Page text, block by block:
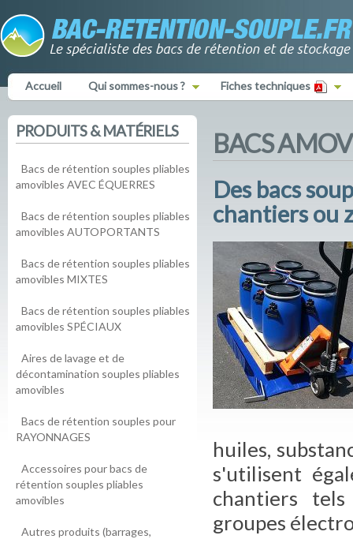
Accueil Qui sommes-nous ? Fiches techniques
PRODUITS & MATÉRIELS
Bacs de rétention souples pliables
amovibles AVEC ÉQUERRES
Bacs de rétention souples pliables
amovibles AUTOPORTANTS
Bacs de rétention souples pliables
amovibles MIXTES
Bacs de rétention souples pliables
amovibles SPÉCIAUX
Aires de lavage et de
décontamination souples pliables
amovibles
Bacs de rétention souples pour
RAYONNAGES
Accessoires pour bacs de
rétention souples pliables
amovibles
Autres produits (barrages,
BACS
Des bacs
chantiers ou
huiles,
s'utilisent
chantiers tels
groupes